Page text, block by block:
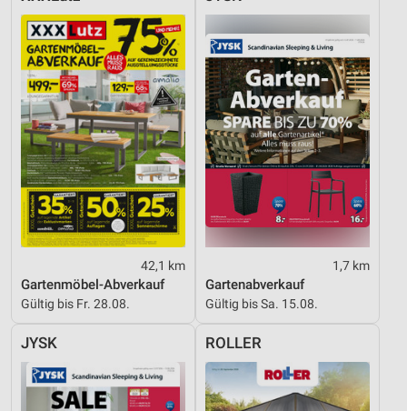
42,1 km
Gartenmöbel-Abverkauf
Gültig bis Fr. 28.08.
1,7 km
Gartenabverkauf
Gültig bis Sa. 15.08.
JYSK ROLLER